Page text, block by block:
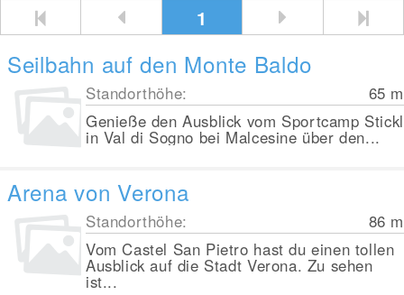
1
Seilbahn auf den Monte Baldo
Standorthöhe: 65 m
Genieße den Ausblick vom Sportcamp Stickl
in Val di Sogno bei Malcesine über den...
Arena von Verona
Standorthöhe: 86 m
Vom Castel San Pietro hast du einen tollen
Ausblick auf die Stadt Verona. Zu sehen
ist...